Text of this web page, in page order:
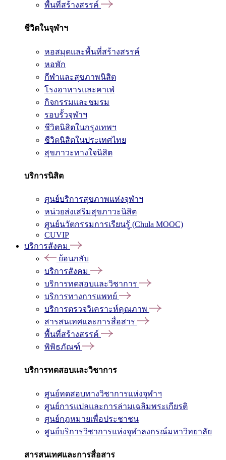
พื้นที่สร้างสรรค์
ชีวิตในจุฬาฯ
หอสมุดและพื้นที่สร้างสรรค์
หอพัก
กีฬาและสุขภาพนิสิต
โรงอาหารและคาเฟ่
กิจกรรมและชมรม
รอบรั้วจุฬาฯ
ชีวิตนิสิตในกรุงเทพฯ
ชีวิตนิสิตในประเทศไทย
สุขภาวะทางใจนิสิต
บริการนิสิต
ศูนย์บริการสุขภาพแห่งจุฬาฯ
หน่วยส่งเสริมสุขภาวะนิสิต
ศูนย์นวัตกรรมการเรียนรู้ (Chula MOOC)
CUVIP
บริการสังคม
ย้อนกลับ
บริการสังคม
บริการทดสอบและวิชาการ
บริการทางการแพทย์
บริการตรวจวิเคราะห์คุณภาพ
สารสนเทศและการสื่อสาร
พื้นที่สร้างสรรค์
พิพิธภัณฑ์
บริการทดสอบและวิชาการ
ศูนย์ทดสอบทางวิชาการแห่งจุฬาฯ
ศูนย์การแปลและการล่ามเฉลิมพระเกียรติ
ศูนย์กฎหมายเพื่อประชาชน
ศูนย์บริการวิชาการแห่งจุฬาลงกรณ์มหาวิทยาลัย
สารสนเทศและการสื่อสาร